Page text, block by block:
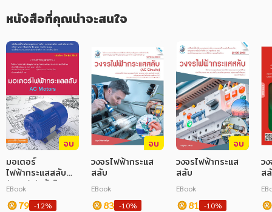
หนังสือที่คุณน่าจะสนใจ
จบ
มอเตอร์
ไฟฟ้ากระแสสลับ
(สอศ.) (รหัสวิชา
20104-2008)
EBook
79 -12%
จบ
วงจรไฟฟ้ากระแส
สลับ
EBook
83 -10%
จบ
วงจรไฟฟ้ากระแส
สลับ
EBook
81 -10%
ว
ส